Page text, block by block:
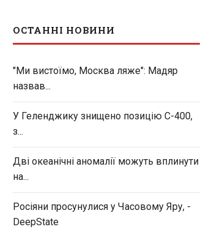
ОСТАННІ НОВИНИ
"Ми вистоїмо, Москва ляже": Мадяр
назвав...
У Геленджику знищено позицію С-400,
з...
Дві океанічні аномалії можуть вплинути
на...
Росіяни просунулися у Часовому Яру, -
DeepState